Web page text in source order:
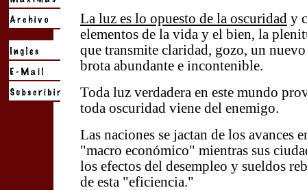
La luz es lo opuesto de la oscuridad y
elementos de la vida y el bien, la
que transmite claridad, gozo, un
brota abundante e incontenible.
Toda luz verdadera en este mundo
toda oscuridad viene del enemigo.
Las naciones se jactan de los avances
"macro económico" mientras sus
los efectos del desempleo y sueldos
de esta "eficiencia."